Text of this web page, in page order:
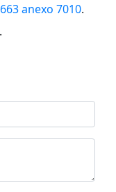
anexo 7010.
.